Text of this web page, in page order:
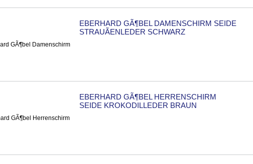
EBERHARD GÃ¶BEL DAMENSCHIRM SEIDE
STRAUÃENLEDER SCHWARZ
EBERHARD GÃ¶BEL HERRENSCHIRM
SEIDE KROKODILLEDER BRAUN